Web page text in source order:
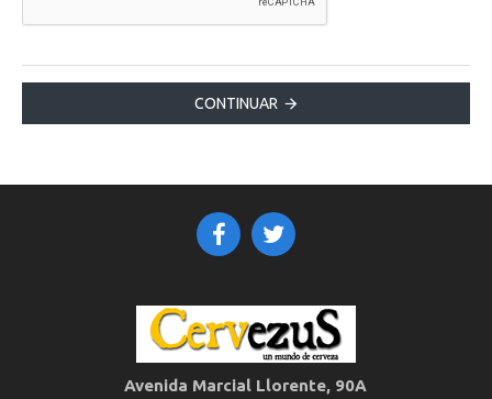
CONTINUAR
Avenida Marcial Llorente, 90A